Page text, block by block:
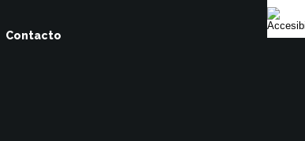
Contacto